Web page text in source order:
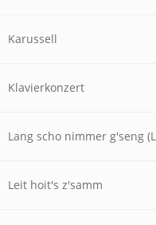
Karussell
Klavierkonzert
Lang scho nimmer g'seng
Leit hoit's z'samm